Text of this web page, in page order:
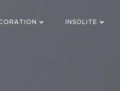
INSOLITE